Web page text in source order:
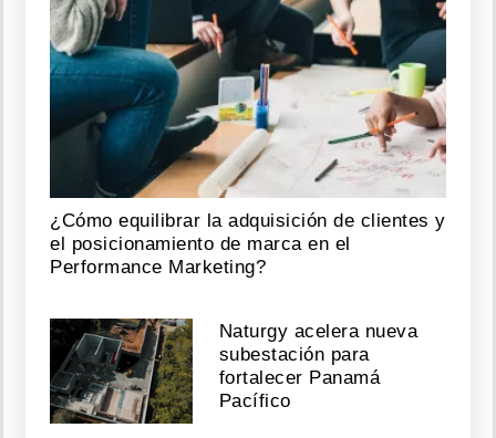
¿Cómo equilibrar la adquisición de clientes y
el posicionamiento de marca en el
Performance Marketing?
Naturgy acelera nueva
subestación para
fortalecer Panamá
Pacífico